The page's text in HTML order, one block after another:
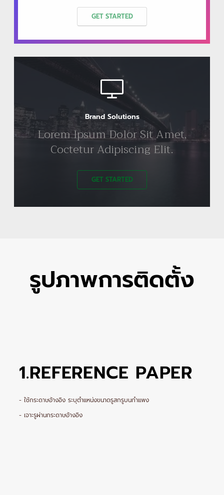
GET STARTED
Brand Solutions
Lorem Ipsum Dolor Sit Amet,
Coctetur Adipiscing Elit.
GET STARTED
รูปภาพการติดตั้ง
1.REFERENCE PAPER
- ใช้กระดาษอ้างอิง ระบุตำแหน่งขนาดรูสกรูบนกำแพง
- เจาะรูผ่านกระดาษอ้างอิง